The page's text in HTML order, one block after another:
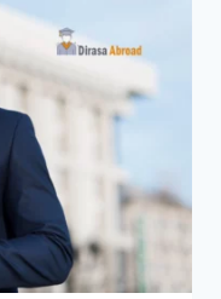
لكل
برنامج،
والرسوم
الدراسية